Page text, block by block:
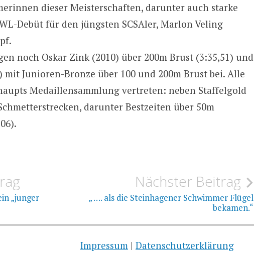
dieser Meisterschaften, darunter auch starke
Debüt für den jüngsten SCSAler, Marlon Veling
noch Oskar Zink (2010) über 200m Brust (3:35,51) und
mit Junioren-Bronze über 100 und 200m Brust bei. Alle
Medaillensammlung vertreten: neben Staffelgold
darunter Bestzeiten über 50m
„junger
Nächster Beitrag
„ …. als die Steinhagener Schwimmer Flügel
bekamen.“
Impressum | Datenschutzerklärung